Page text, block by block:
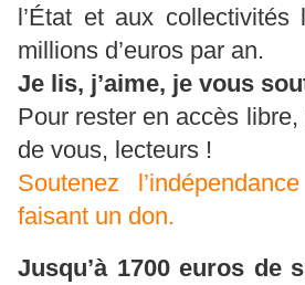
l’État et aux
millions d’euros par an.
Je lis, j’aime, je vous
Pour rester en accès
de vous, lecteurs !
Soutenez
faisant un don.
Jusqu’à 1700 euros de